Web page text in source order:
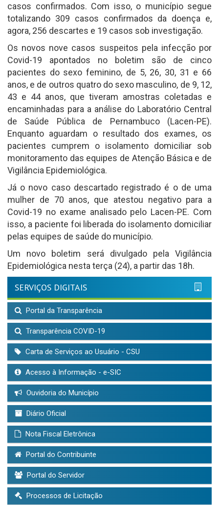
casos confirmados. Com isso, o município segue
totalizando 309 casos confirmados da doença e,
agora, 256 descartes e 19 casos sob investigação.
Os novos nove casos suspeitos pela infecção por
Covid-19 apontados no boletim são de cinco
pacientes do sexo feminino, de 5, 26, 30, 31 e 66
anos, e de outros quatro do sexo masculino, de 9, 12,
43 e 44 anos, que tiveram amostras coletadas e
encaminhadas para a análise do Laboratório Central
de Saúde Pública de Pernambuco (Lacen-PE).
Enquanto aguardam o resultado dos exames, os
pacientes cumprem o isolamento domiciliar sob
monitoramento das equipes de Atenção Básica e de
Vigilância Epidemiológica.
Já o novo caso descartado registrado é o de uma
mulher de 70 anos, que atestou negativo para a
Covid-19 no exame analisado pelo Lacen-PE. Com
isso, a paciente foi liberada do isolamento domiciliar
pelas equipes de saúde do município.
Um novo boletim será divulgado pela Vigilância
Epidemiológica nesta terça (24), a partir das 18h.
SERVIÇOS DIGITAIS
Portal da Transparência
Transparência COVID-19
Carta de Serviços ao Usuário - CSU
Acesso à Informação - e-SIC
Ouvidoria do Município
Diário Oficial
Nota Fiscal Eletrônica
Portal do Contribuinte
Portal do Servidor
Processos de Licitação